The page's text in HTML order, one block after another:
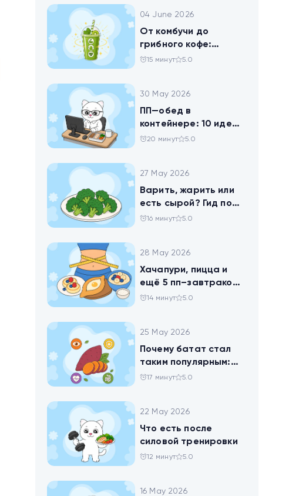
04 June 2026
От комбучи до
грибного кофе:
разбираемся в
15 минут 5.0
30 May 2026
ПП—обед в
контейнере: 10 идей
для офисников,
20 минут 5.0
27 May 2026
Варить, жарить или
есть сырой? Гид по
брокколи
16 минут 5.0
28 May 2026
Хачапури, пицца и
ещё 5 пп–завтраков,
чтобы набрать
14 минут 5.0
25 May 2026
Почему батат стал
таким популярным:
всё о пользе
17 минут 5.0
22 May 2026
Что есть после
силовой тренировки
12 минут 5.0
16 May 2026